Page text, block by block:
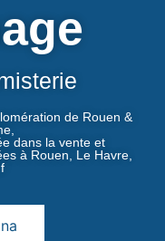
de Rouen &
dans la vente et
à Rouen, Le Havre,